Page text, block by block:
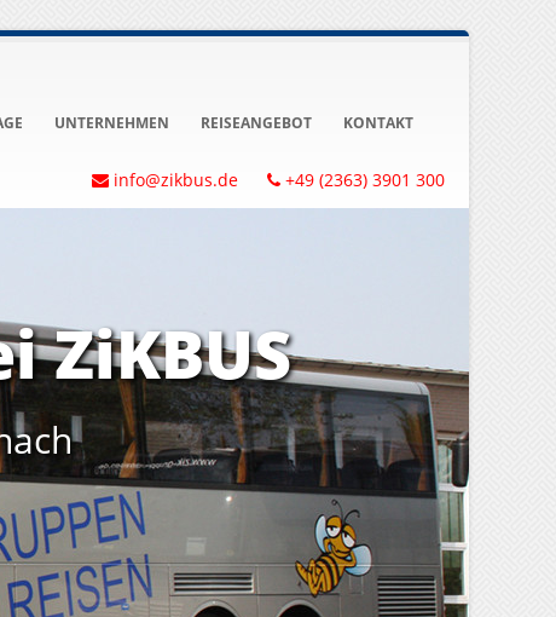
UNTERNEHMEN REISEANGEBOT KONTAKT
info@zikbus.de +49 (2363) 3901 300
ZiKBUS